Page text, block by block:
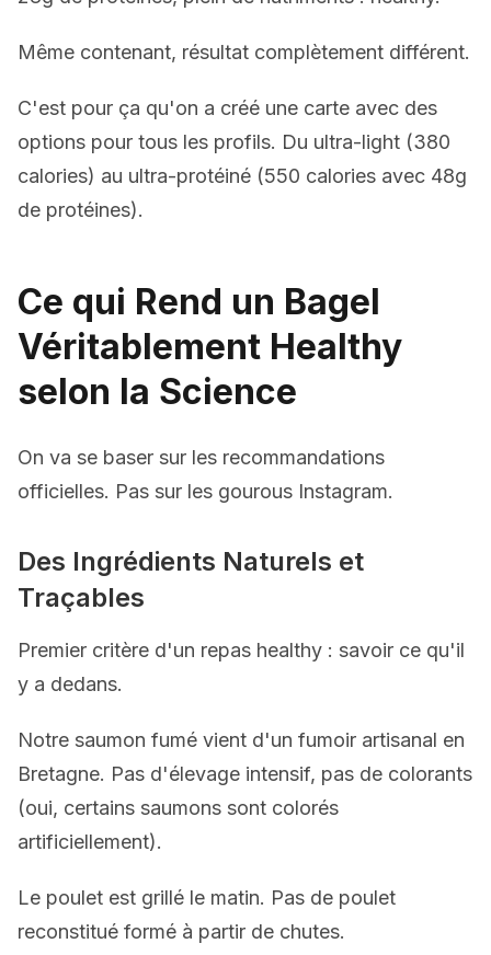
Même contenant, résultat complètement différent.
C'est pour ça qu'on a créé une carte avec des
options pour tous les profils. Du ultra-light (380
calories) au ultra-protéiné (550 calories avec 48g
de protéines).
Ce qui Rend un Bagel
Véritablement Healthy
selon la Science
On va se baser sur les recommandations
officielles. Pas sur les gourous Instagram.
Des Ingrédients Naturels et
Traçables
Premier critère d'un repas healthy : savoir ce qu'il
y a dedans.
Notre saumon fumé vient d'un fumoir artisanal en
Bretagne. Pas d'élevage intensif, pas de colorants
(oui, certains saumons sont colorés
artificiellement).
Le poulet est grillé le matin. Pas de poulet
reconstitué formé à partir de chutes.